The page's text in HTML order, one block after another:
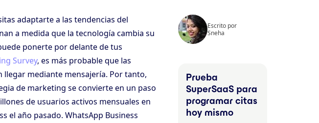
adaptarte a las tendencias del
a medida que la tecnología cambia su
ponerte por delante de tus
Survey, es más probable que las
llegar mediante mensajería. Por tanto,
de marketing se convierte en un paso
de usuarios activos mensuales en
el año pasado. WhatsApp Business
Escrito por
Sneha
Prueba
SuperSaaS para
programar citas
hoy mismo